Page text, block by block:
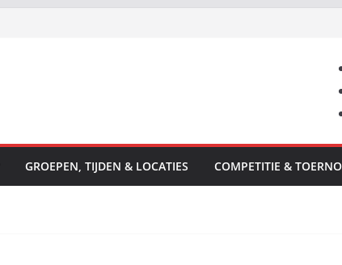
GROEPEN, TIJDEN & LOCATIES COMPETITIE &